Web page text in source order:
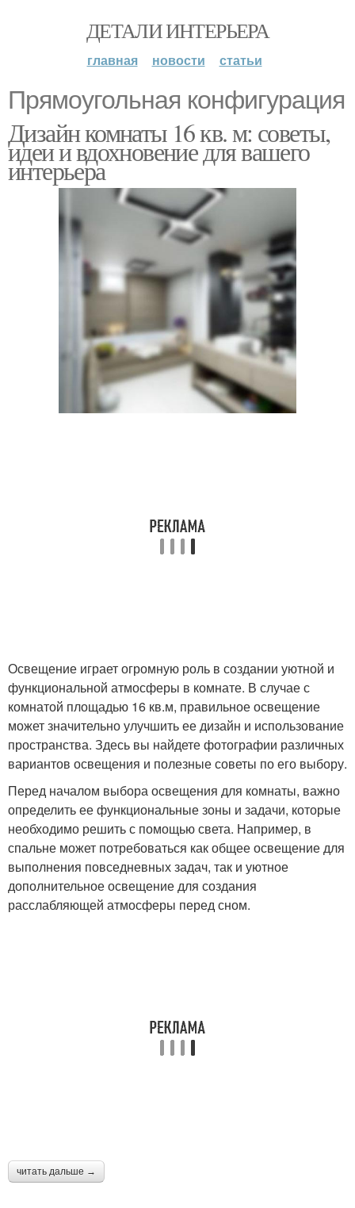
ДЕТАЛИ ИНТЕРЬЕРА
главная новости статьи
Прямоугольная конфигурация
Дизайн комнаты 16 кв. м: советы,
идеи и вдохновение для вашего
интерьера
Освещение играет огромную роль в создании уютной и
функциональной атмосферы в комнате. В случае с
комнатой площадью 16 кв.м, правильное освещение
может значительно улучшить ее дизайн и использование
пространства. Здесь вы найдете фотографии различных
вариантов освещения и полезные советы по его выбору.
Перед началом выбора освещения для комнаты, важно
определить ее функциональные зоны и задачи, которые
необходимо решить с помощью света. Например, в
спальне может потребоваться как общее освещение для
выполнения повседневных задач, так и уютное
дополнительное освещение для создания
расслабляющей атмосферы перед сном.
читать дальше →